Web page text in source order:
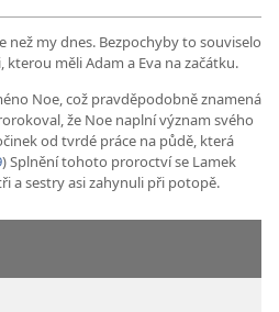
než my dnes. Bezpochyby to souviselo
měli Adam a Eva na začátku.
Noe, což pravděpodobně znamená
že Noe naplní význam svého
od tvrdé práce na půdě, která
) Splnění tohoto proroctví se Lamek
a sestry asi zahynuli při potopě.